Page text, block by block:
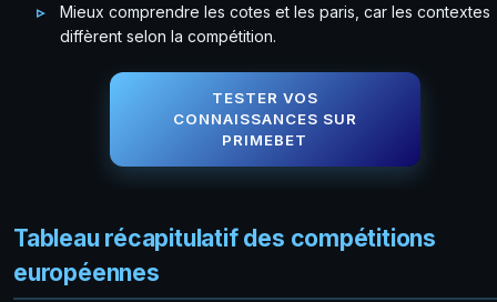
Mieux comprendre les cotes et les paris, car les contextes
diffèrent selon la compétition.
TESTER VOS
CONNAISSANCES SUR
PRIMEBET
Tableau récapitulatif des compétitions
européennes